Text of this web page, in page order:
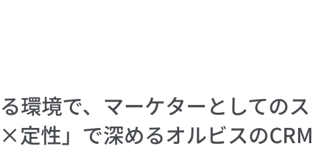
環境で、マーケターとしてのス
定性」で深めるオルビスのCRM